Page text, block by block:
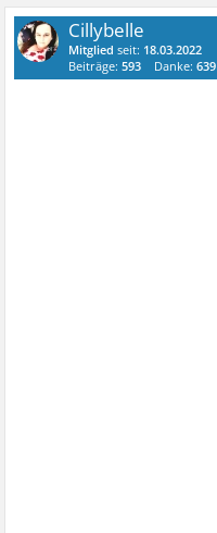
Cillybelle
Mitglied seit: 18.03.2022
Beiträge:593 Danke:639